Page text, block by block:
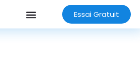
Essai Gratuit